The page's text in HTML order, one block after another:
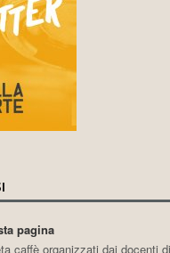
pagina
caffè organizzati dai docenti di